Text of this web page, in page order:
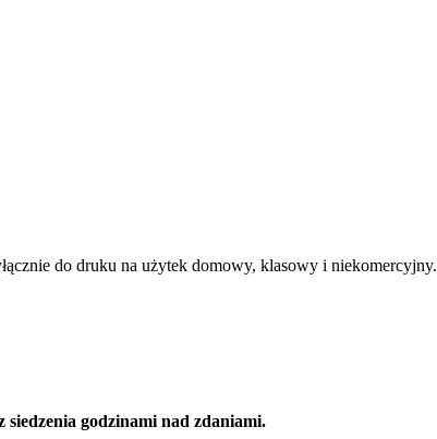
do druku na użytek domowy, klasowy i niekomercyjny.
godzinami nad zdaniami.